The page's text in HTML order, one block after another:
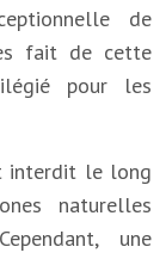
de
fait de cette
pour les
interdit le long
naturelles
une